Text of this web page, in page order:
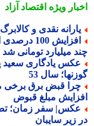
ویژهاقتصاد آزاد
نقدی و کالابرگ
افزایش 100
میلیارد تومانی شد
یادگاری سعید
سال 53
قبض برق برخی
مبلغ قبوض
سفر زمان؛
زیر سایبان